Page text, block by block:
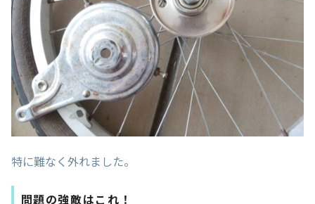
特に難なく外れました。
問題の強敵はこれ！